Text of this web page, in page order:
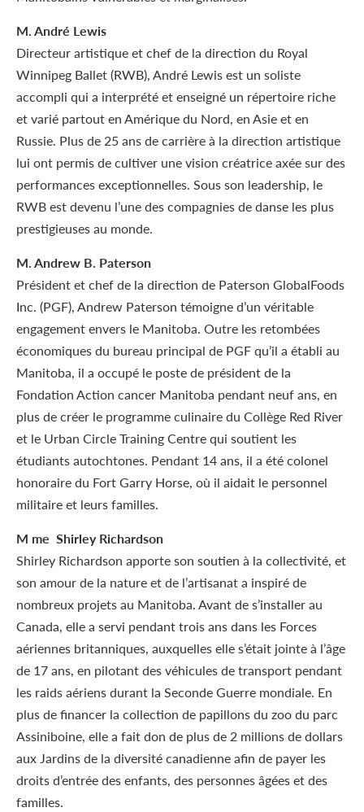
M. André Lewis
Directeur artistique et chef de la direction du Royal
Winnipeg Ballet (RWB), André Lewis est un soliste
accompli qui a interprété et enseigné un répertoire riche
et varié partout en Amérique du Nord, en Asie et en
Russie. Plus de 25 ans de carrière à la direction artistique
lui ont permis de cultiver une vision créatrice axée sur des
performances exceptionnelles. Sous son leadership, le
RWB est devenu l’une des compagnies de danse les plus
prestigieuses au monde.
M. Andrew B. Paterson
Président et chef de la direction de Paterson GlobalFoods
Inc. (PGF), Andrew Paterson témoigne d’un véritable
engagement envers le Manitoba. Outre les retombées
économiques du bureau principal de PGF qu’il a établi au
Manitoba, il a occupé le poste de président de la
Fondation Action cancer Manitoba pendant neuf ans, en
plus de créer le programme culinaire du Collège Red River
et le Urban Circle Training Centre qui soutient les
étudiants autochtones. Pendant 14 ans, il a été colonel
honoraire du Fort Garry Horse, où il aidait le personnel
militaire et leurs familles.
M me Shirley Richardson
Shirley Richardson apporte son soutien à la collectivité, et
son amour de la nature et de l’artisanat a inspiré de
nombreux projets au Manitoba. Avant de s’installer au
Canada, elle a servi pendant trois ans dans les Forces
aériennes britanniques, auxquelles elle s’était jointe à l’âge
de 17 ans, en pilotant des véhicules de transport pendant
les raids aériens durant la Seconde Guerre mondiale. En
plus de financer la collection de papillons du zoo du parc
Assiniboine, elle a fait don de plus de 2 millions de dollars
aux Jardins de la diversité canadienne afin de payer les
droits d’entrée des enfants, des personnes âgées et des
familles.